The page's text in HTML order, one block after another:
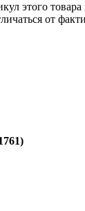
этого
от